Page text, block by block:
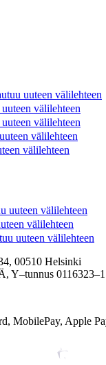
uuteen välilehteen
välilehteen
välilehteen
välilehteen
välilehteen
uuteen välilehteen
välilehteen
uuteen välilehteen
00510 Helsinki
Y–tunnus 0116323–1
MobilePay, Apple